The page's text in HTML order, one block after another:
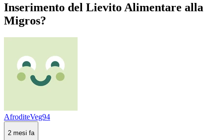
Inserimento del Lievito Alimentare alla
Migros?
AfroditeVeg94
2 mesi fa